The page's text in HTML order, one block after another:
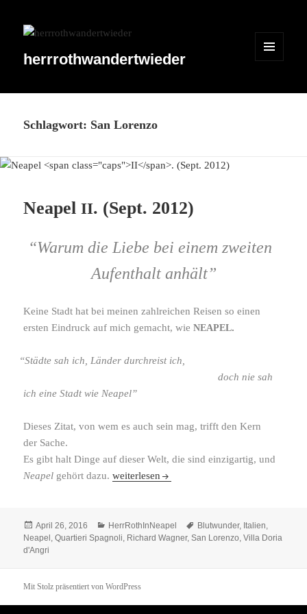
herrrothwandertwieder
Schlagwort: San Lorenzo
NeapelII. (Sept. 2012)
“Warum die Liebe bei einem zweiten
Aufenthalt anhält”
Keine Stadt hat bei meinen zahl­rei­chen Reisen so einen
ersten Eindruck auf mich gemacht, wieNEAPEL.
“Städte sah ich, Länder durch­reist ich,
doch nie sah
ich eine Stadt wie Neapel”
Dieses Zitat, von wem es auch sein mag, trifft den Kern
der Sache.
Es gibt halt Dinge auf dieser Welt, die sind einzig­artig, und
Neapel gehört dazu. NeapelII. (Sept. 2012)
weiterlesen
Veröffentlicht
am
April 26, 2016 Kategorien
HerrRothInNeapel Schlagwörter
Blutwunder, Italien,
Neapel ,Quartieri Spagnoli, Richard Wagner,San Lorenzo,Villa Doria
d'Angri
Mit Stolz präsentiert von WordPress